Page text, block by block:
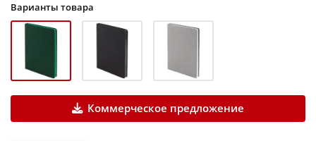
Варианты товара
Коммерческое предложение